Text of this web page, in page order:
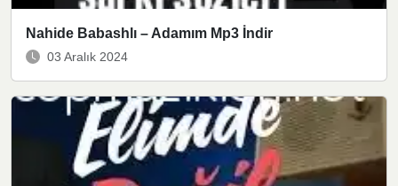
Nahide Babashlı – Adamım Mp3 İndir
03 Aralık 2024